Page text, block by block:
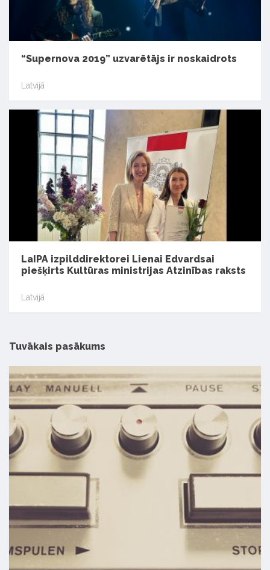
“Supernova 2019” uzvarētājs ir noskaidrots
Latvijā
LaIPA izpilddirektorei Lienai Edvardsai
piešķirts Kultūras ministrijas Atzinības raksts
Latvijā
Tuvākais pasākums